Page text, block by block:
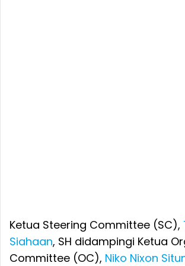
Ketua Steering Committee (SC),
Siahaan, SH didampingi Ketua
Committee (OC), Niko Nixon